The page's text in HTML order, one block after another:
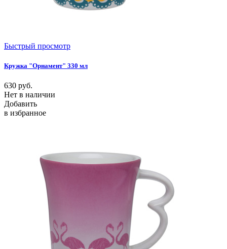
Быстрый просмотр
Кружка "Орнамент" 330 мл
630 руб.
Нет в наличии
Добавить
в избранное